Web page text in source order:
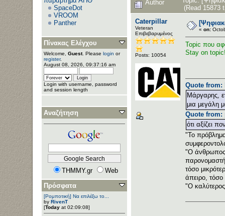
SpaceDot
VROOM
Panther
Πίνακας Ελέγχου
Welcome, Guest. Please login or
register.
August 08, 2026, 09:37:16 am
Login with username, password
and session length
Αναζήτηση
THMMY.gr
Web
Πρόσφατα
[Ρομποτική] Να επιλέξω το...
by RivenT
[Today at 02:09:08]
Author
(Read 15873
Caterpillar
Veteran
Επιβεβαρυμένος
Posts: 10054
« on:
Topic που
Stay on
Quote from:
Μάργαρης,
μια μεγάλη
Quote from:
ότι αξίζει
"Το πρόβλημα
"Ο άνθρωπος
τόσο
άπειρο, τόσο
"Ο καλύτερος